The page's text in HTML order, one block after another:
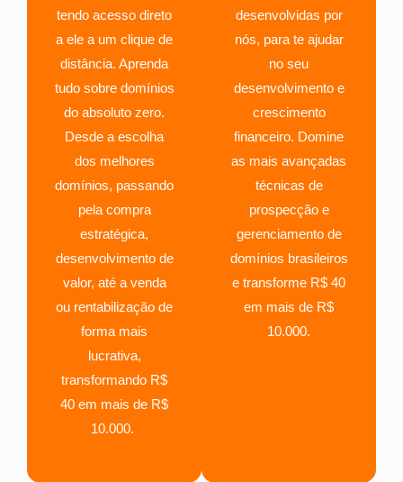
tendo acesso direto
a ele a um clique de
distância. Aprenda
tudo sobre domínios
do absoluto zero.
Desde a escolha
dos melhores
domínios, passando
pela compra
estratégica,
desenvolvimento de
valor, até a venda
ou rentabilização de
forma mais
lucrativa,
transformando R$
40 em mais de R$
10.000.
desenvolvidas por
nós, para te ajudar
no seu
desenvolvimento e
crescimento
financeiro. Domine
as mais avançadas
técnicas de
prospecção e
gerenciamento de
domínios brasileiros
e transforme R$ 40
em mais de R$
10.000.